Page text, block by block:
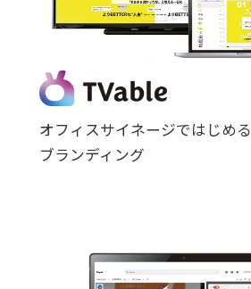
オフィスサイネージではじめる
ブランディング